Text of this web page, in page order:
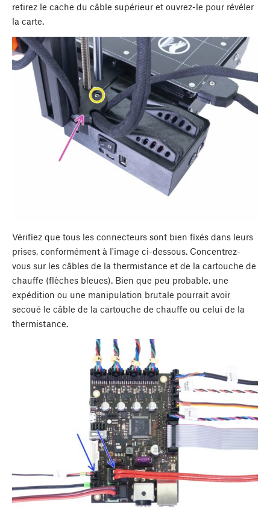
retirez le cache du câble supérieur et ouvrez-le pour révéler
la carte.
Vérifiez que tous les connecteurs sont bien fixés dans leurs
prises, conformément à l'image ci-dessous. Concentrez-
vous sur les câbles de la thermistance et de la cartouche de
chauffe (flèches bleues). Bien que peu probable, une
expédition ou une manipulation brutale pourrait avoir
secoué le câble de la cartouche de chauffe ou celui de la
thermistance.